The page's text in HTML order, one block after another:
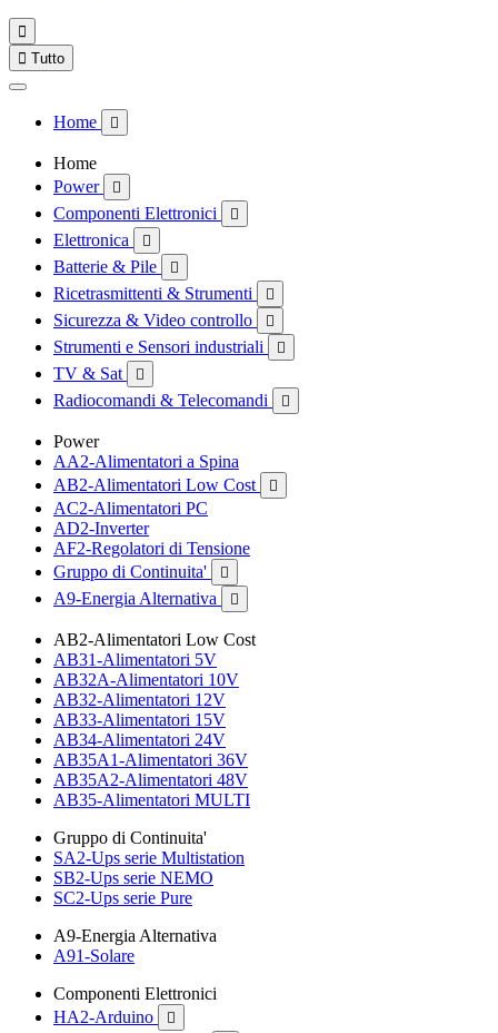

 Tutto
Home 
Home
Power

Componenti Elettronici 
Elettronica 
Batterie & Pile 
Ricetrasmittenti & Strumenti 
Sicurezza & Video controllo 
Strumenti e Sensori industriali 
TV & Sat 
Radiocomandi & Telecomandi 
Power
AA2-Alimentatori a Spina
AB2-Alimentatori Low Cost

AC2-Alimentatori PC
AD2-Inverter
AF2-Regolatori di Tensione
Gruppo di Continuita'

A9-Energia Alternativa 
AB2-Alimentatori Low Cost
AB31-Alimentatori 5V
AB32A-Alimentatori 10V
AB32-Alimentatori 12V
AB33-Alimentatori 15V
AB34-Alimentatori 24V
AB35A1-Alimentatori 36V
AB35A2-Alimentatori 48V
AB35-Alimentatori MULTI
Gruppo di Continuita'
SA2-Ups serie Multistation
SB2-Ups serie NEMO
SC2-Ups serie Pure
A9-Energia Alternativa
A91-Solare
Componenti Elettronici
HA2-Arduino
